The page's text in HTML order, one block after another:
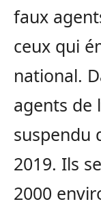
faux
ceux qui
national.
agents de
suspendu
2019. Ils
2000